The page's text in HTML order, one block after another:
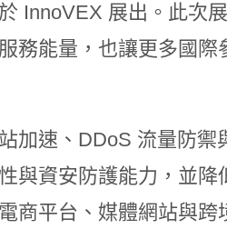
InnoVEX 展出。此次
務能量，也讓更多國
加速、DDoS 流量防
與資安防護能力，並
商平台、媒體網站與跨